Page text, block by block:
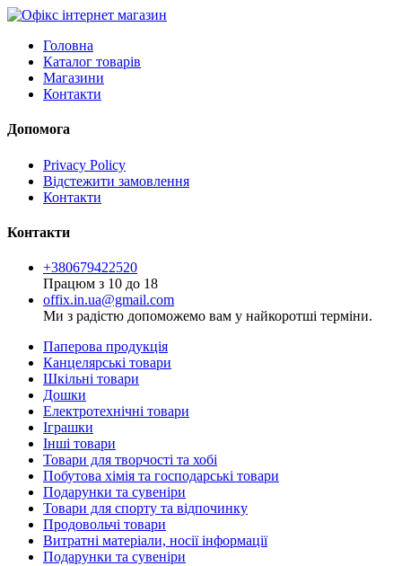
Головна
Каталог товарів
Магазини
Контакти
Допомога
Privacy Policy
Відстежити замовлення
Контакти
Контакти
+380679422520
Працюм з 10 до 18
offix.in.ua@gmail.com
Ми з радістю допоможемо вам у найкоротші терміни.
Паперова продукція
Канцелярські товари
Шкільні товари
Дошки
Електротехнічні товари
Іграшки
Інші товари
Товари для творчості та хобі
Побутова хімія та господарські товари
Подарунки та сувеніри
Товари для спорту та відпочинку
Продовольчі товари
Витратні матеріали, носії інформації
Подарунки та сувеніри